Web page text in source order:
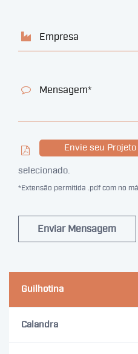
Envie seu Projeto
selecionado.
*Extensão permitida .pdf com no
Enviar Mensagem
Guilhotina
Calandra